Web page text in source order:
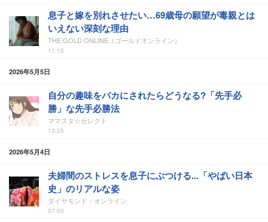
息子と嫁を別れさせたい…69歳母の願望が毒親とは
いえない深刻な理由
THE GOLD ONLINE（ゴールドオンライン）
11:15
2026年5月5日
自分の趣味をバカにされたらどうなる?「先手必
勝」な先手必勝法
ママスタ☆セレクト
13:25
2026年5月4日
夫婦間のストレスを息子にぶつける...「やばい日本
史」のリアルな姿
ダイヤモンド・オンライン
07:00